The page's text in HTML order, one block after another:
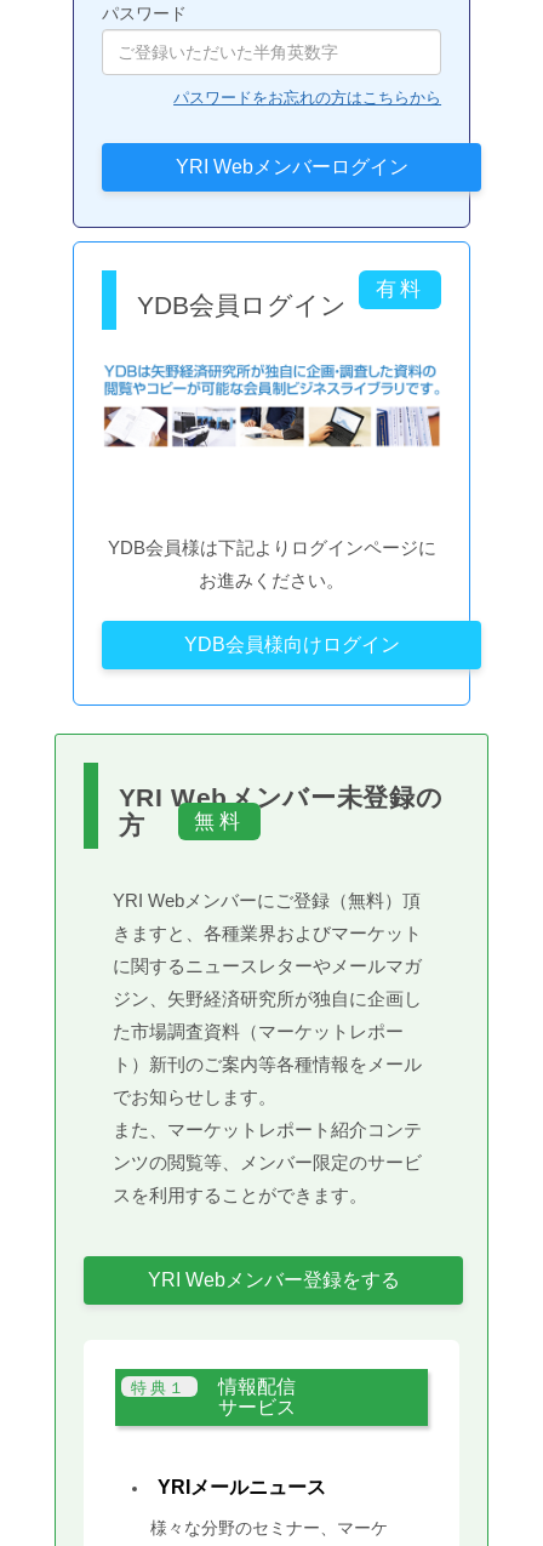
パスワード
パスワードをお忘れの方はこちらから
YDB会員ログイン
YDB会員様は下記よりログインページに
お進みください。
YDB会員様向けログイン
YRI Webメンバー未登録の
方
YRI Webメンバーにご登録（無料）頂
きますと、各種業界およびマーケット
に関するニュースレターやメールマガ
ジン、矢野経済研究所が独自に企画し
た市場調査資料（マーケットレポー
ト）新刊のご案内等各種情報をメール
でお知らせします。
また、マーケットレポート紹介コンテ
ンツの閲覧等、メンバー限定のサービ
スを利用することができます。
YRI Webメンバー登録をする
情報配信
サービス
YRIメールニュース
様々な分野のセミナー、マーケ